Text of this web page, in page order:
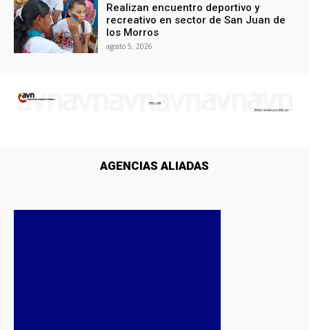
Realizan encuentro deportivo y
recreativo en sector de San Juan de
los Morros
agosto 5, 2026
AGENCIAS ALIADAS